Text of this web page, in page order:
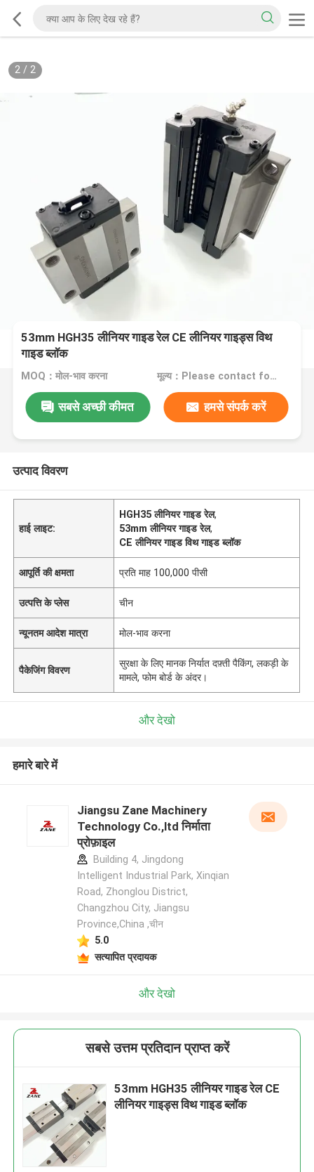
2/ 2
53mm HGH35 लीनियर गाइड रेल CE लीनियर गाइड्स विथ
गाइड ब्लॉक
MOQ：मोल-भाव करना मूल्य：Please contact for a quote
सबसे अच्छी कीमत हमसे संपर्क करें
उत्पाद विवरण
हाई लाइट:
HGH35 लीनियर गाइड रेल,
53mm लीनियर गाइड रेल,
CE लीनियर गाइड विथ गाइड ब्लॉक
आपूर्ति की क्षमता प्रति माह 100,000 पीसी
उत्पत्ति के प्लेस चीन
न्यूनतम आदेश मात्रा मोल-भाव करना
पैकेजिंग विवरण
सुरक्षा के लिए मानक निर्यात दफ़्ती पैकिंग, लकड़ी के
मामले, फोम बोर्ड के अंदर।
और देखो
हमारे बारे में
Jiangsu Zane Machinery
Technology Co.,ltd निर्माता
प्रोफ़ाइल
Building 4, Jingdong
Intelligent Industrial Park, Xinqian
Road, Zhonglou District,
Changzhou City, Jiangsu
Province,China ,चीन
5.0
सत्यापित प्रदायक
और देखो
सबसे उत्तम प्रतिदान प्राप्त करें
53mm HGH35 लीनियर गाइड रेल CE
लीनियर गाइड्स विथ गाइड ब्लॉक